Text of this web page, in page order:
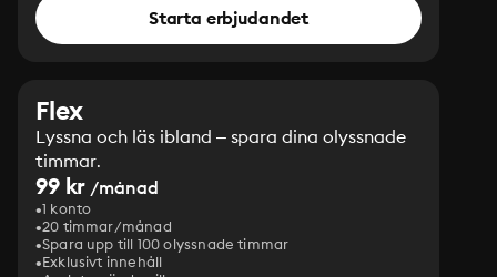
Starta erbjudandet
Flex
Lyssna och läs ibland – spara dina olyssnade
timmar.
99 kr /månad
1 konto
20 timmar/månad
Spara upp till 100 olyssnade timmar
Exklusivt innehåll